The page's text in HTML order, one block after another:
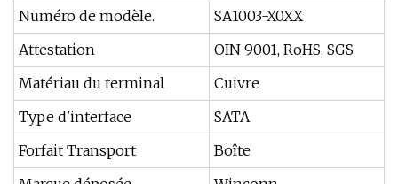
Numéro de modèle.
SA1003-X0XX
Attestation
OIN 9001, RoHS, SGS
Matériau du terminal
Cuivre
Type d'interface
SATA
Forfait Transport
Boîte